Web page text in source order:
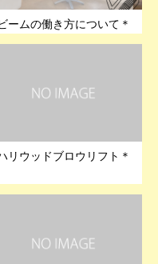
ームの働き方について＊
リウッドブロウリフト＊